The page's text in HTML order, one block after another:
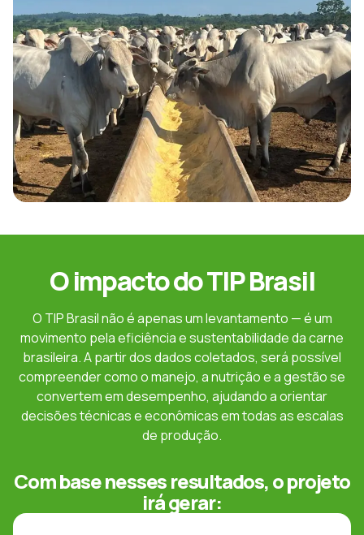
O impacto do TIP Brasil
O TIP Brasil não é apenas um levantamento — é um
movimento pela eficiência e sustentabilidade da carne
brasileira. A partir dos dados coletados, será possível
compreender como o manejo, a nutrição e a gestão se
convertem em desempenho, ajudando a orientar
decisões técnicas e econômicas em todas as escalas
de produção.
Com base nesses resultados, o projeto
irá gerar: